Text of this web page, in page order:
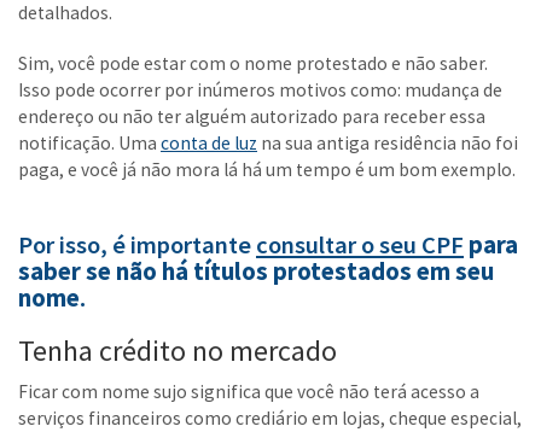
detalhados.
Sim, você pode estar com o nome protestado e não saber.
Isso pode ocorrer por inúmeros motivos como: mudança de
endereço ou não ter alguém autorizado para receber essa
notificação. Uma conta de luz na sua antiga residência não foi
paga, e você já não mora lá há um tempo é um bom exemplo.
Por isso, é importanteconsultar o seu CPF para
saber se não há títulos protestados em seu
nome.
Tenha crédito no mercado
Ficar com nome sujo significa que você não terá acesso a
serviços financeiros como crediário em lojas, cheque especial,